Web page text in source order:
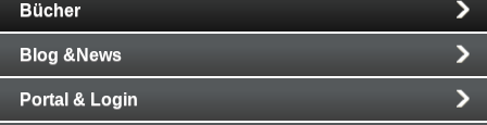
Bücher
Blog &News
Portal & Login